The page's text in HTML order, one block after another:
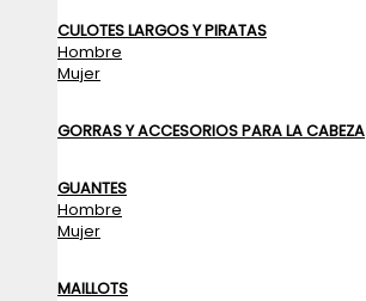
CULOTES LARGOS Y PIRATAS
Hombre
Mujer
GORRAS Y ACCESORIOS PARA LA CABEZA
GUANTES
Hombre
Mujer
MAILLOTS